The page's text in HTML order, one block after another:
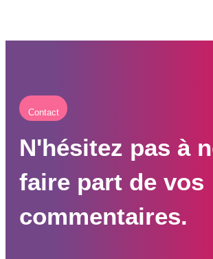
Contact
N'hésitez pas à
faire part de vos
commentaires.